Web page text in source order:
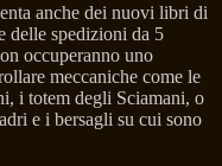
anche dei nuovi libri di
delle spedizioni da 5
occuperanno uno
meccaniche come le
i totem degli Sciamani, o
e i bersagli su cui sono